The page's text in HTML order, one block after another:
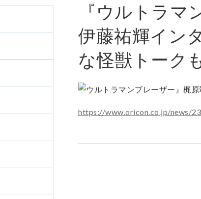
『ウルトラ
伊藤祐輝イン
な怪獣トーク
https://www.oricon.co.jp/news/